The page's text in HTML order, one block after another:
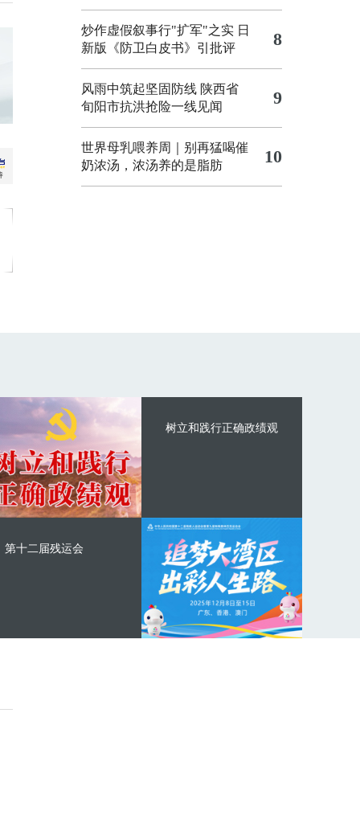
炒作虚假叙事行"扩军"之实 日
新版《防卫白皮书》引批评
8
风雨中筑起坚固防线 陕西省
旬阳市抗洪抢险一线见闻
9
世界母乳喂养周｜别再猛喝催
奶浓汤，浓汤养的是脂肪
10
树立和践行正确政绩观
第十二届残运会